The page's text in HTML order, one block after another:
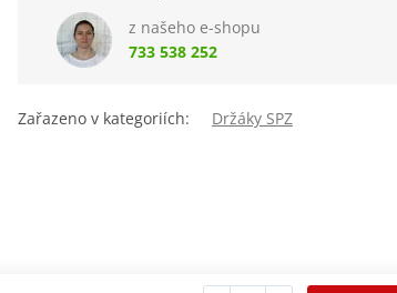
z našeho e-shopu
733 538 252
Zařazeno v kategoriích: Držáky SPZ